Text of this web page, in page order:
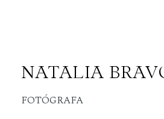
NATALIA
FOTÓGRAFA